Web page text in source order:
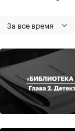
За все время